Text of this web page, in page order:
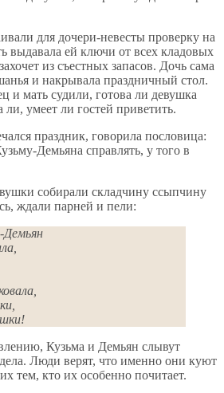
для дочери-невесты проверку на
выдавала ей ключи от всех кладовых
из съестных запасов. Дочь сама
и накрывала праздничный стол.
и мать судили, готова ли девушка
ли, умеет ли гостей приветить.
праздник, говорила пословица:
Демьяна справлять, у того в
собирали складчину ссыпчину
ждали парней и пели:
Кузьма и Демьян слывут
Люди верят, что именно они куют
тем, кто их особенно почитает.